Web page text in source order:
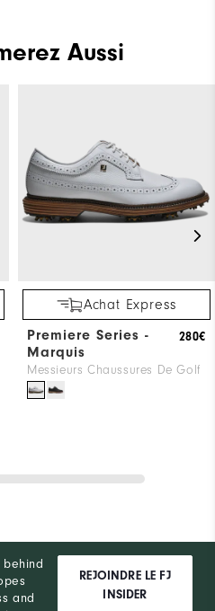
Aussi
Achat Express
Premiere Series -
Marquis
Messieurs Chaussures De Golf
280€
behind
and
REJOINDRE LE FJ
INSIDER